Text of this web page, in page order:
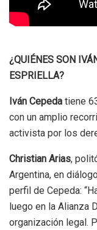
¿QUIÉNES SON
ESPRIELLA?
Iván Cepeda tiene
con un amplio
activista por los
Christian Arias,
Argentina, en
perfil de Cepeda: “H
luego en la Alianza
organización legal.